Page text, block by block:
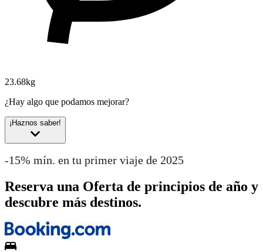
23.68kg
¿Hay algo que podamos mejorar?
¡Haznos saber!
-15% mín. en tu primer viaje de 2025
Reserva una Oferta de principios de año y
descubre más destinos.